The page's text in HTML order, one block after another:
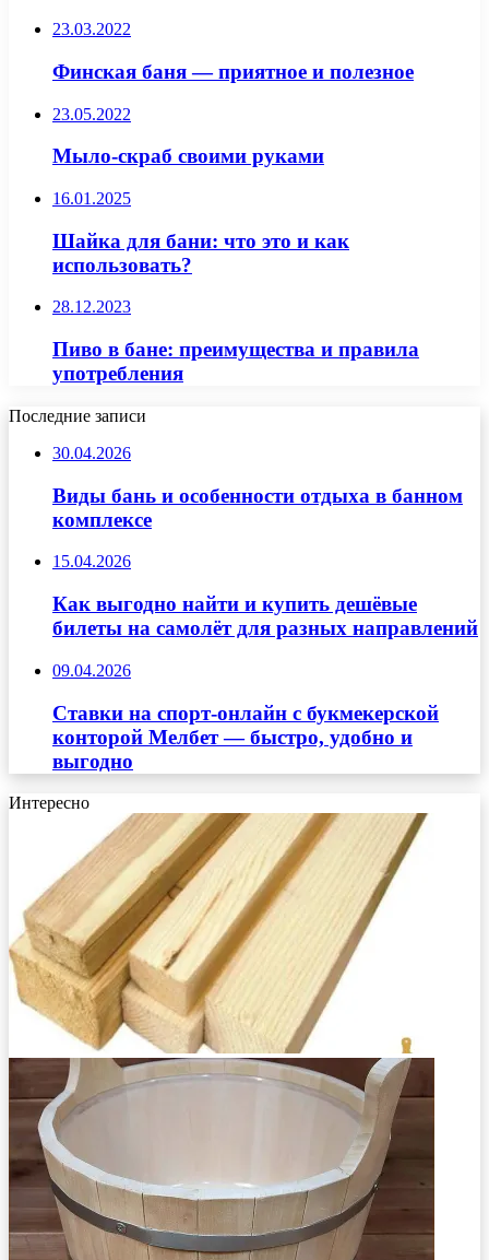
23.03.2022
Финская баня — приятное и полезное
23.05.2022
Мыло-скраб своими руками
16.01.2025
Шайка для бани: что это и как
использовать?
28.12.2023
Пиво в бане: преимущества и правила
употребления
Последние записи
30.04.2026
Виды бань и особенности отдыха в банном
комплексе
15.04.2026
Как выгодно найти и купить дешёвые
билеты на самолёт для разных направлений
09.04.2026
Ставки на спорт-онлайн с букмекерской
конторой Мелбет — быстро, удобно и
выгодно
Интересно